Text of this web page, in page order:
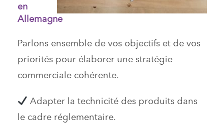
en
Allemagne
Parlons ensemble de vos objectifs et de vos
priorités pour élaborer une stratégie
commerciale cohérente.
Adapter la technicité des produits dans
le cadre réglementaire.